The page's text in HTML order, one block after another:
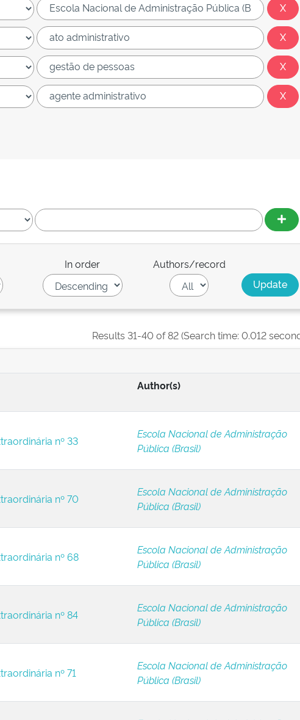
In order Authors/record
Results 31-40 of 82 (Search time: 0.012
Author(s)
nº 33
Escola Nacional de Administração
Pública (Brasil)
nº 70
Escola Nacional de Administração
Pública (Brasil)
nº 68
Escola Nacional de Administração
Pública (Brasil)
nº 84
Escola Nacional de Administração
Pública (Brasil)
nº 71
Escola Nacional de Administração
Pública (Brasil)